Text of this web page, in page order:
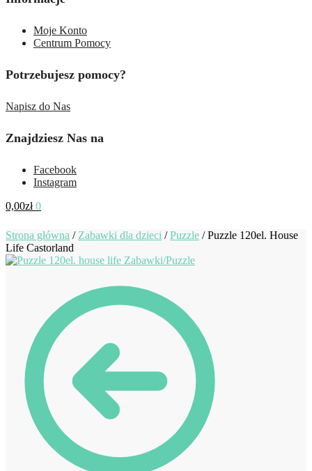
Moje Konto
Centrum Pomocy
Potrzebujesz pomocy?
Napisz do Nas
Znajdziesz Nas na
Facebook
Instagram
0,00zł 0
Strona główna / Zabawki dla dzieci /Puzzle /Puzzle 120el. House
Life Castorland